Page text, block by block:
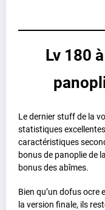
Lv 180
Le dernier stuff de la
statistiques
caractéristiques
bonus de panoplie de
bonus des abîmes.
Bien qu’un dofus
la version finale, ils